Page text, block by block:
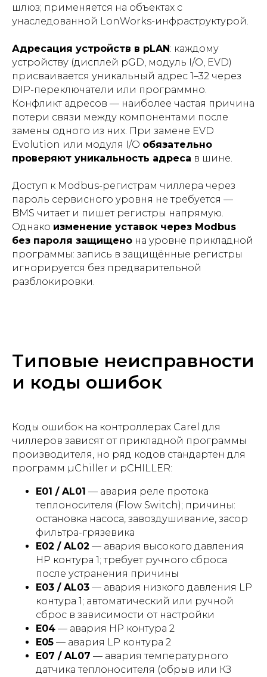
шлюз; применяется на объектах с
унаследованной LonWorks-инфраструктурой.
Адресация устройств в pLAN: каждому
устройству (дисплей pGD, модуль I/O, EVD)
присваивается уникальный адрес 1–32 через
DIP-переключатели или программно.
Конфликт адресов — наиболее частая причина
потери связи между компонентами после
замены одного из них. При замене EVD
Evolution или модуля I/O обязательно
проверяют уникальность адреса в шине.
Доступ к Modbus-регистрам чиллера через
пароль сервисного уровня не требуется —
BMS читает и пишет регистры напрямую.
Однако изменение уставок через Modbus
без пароля защищено на уровне прикладной
программы: запись в защищённые регистры
игнорируется без предварительной
разблокировки.
Типовые неисправности
и коды ошибок
Коды ошибок на контроллерах Carel для
чиллеров зависят от прикладной программы
производителя, но ряд кодов стандартен для
программ µChiller и pCHILLER:
E01 / AL01 — авария реле протока
теплоносителя (Flow Switch); причины:
остановка насоса, завоздушивание, засор
фильтра-грязевика
E02 / AL02 — авария высокого давления
HP контура 1; требует ручного сброса
после устранения причины
E03 / AL03 — авария низкого давления LP
контура 1; автоматический или ручной
сброс в зависимости от настройки
E04 — авария HP контура 2
E05 — авария LP контура 2
E07 / AL07 — авария температурного
датчика теплоносителя (обрыв или КЗ